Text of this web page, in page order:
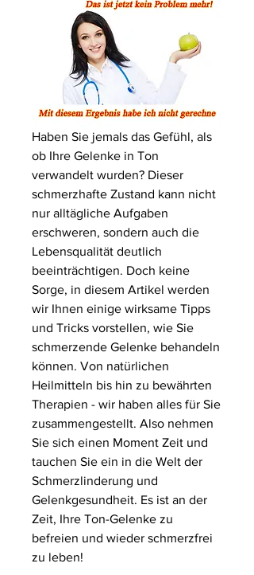
Haben Sie jemals das Gefühl, als
ob Ihre Gelenke in Ton
verwandelt wurden? Dieser
schmerzhafte Zustand kann nicht
nur alltägliche Aufgaben
erschweren, sondern auch die
Lebensqualität deutlich
beeinträchtigen. Doch keine
Sorge, in diesem Artikel werden
wir Ihnen einige wirksame Tipps
und Tricks vorstellen, wie Sie
schmerzende Gelenke behandeln
können. Von natürlichen
Heilmitteln bis hin zu bewährten
Therapien - wir haben alles für Sie
zusammengestellt. Also nehmen
Sie sich einen Moment Zeit und
tauchen Sie ein in die Welt der
Schmerzlinderung und
Gelenkgesundheit. Es ist an der
Zeit, Ihre Ton-Gelenke zu
befreien und wieder schmerzfrei
zu leben!